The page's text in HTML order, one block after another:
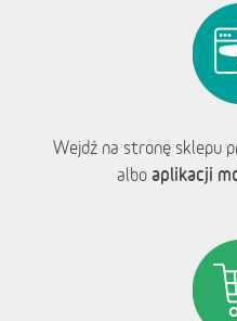
Wejdź na stronę sklepu
albo aplikacji